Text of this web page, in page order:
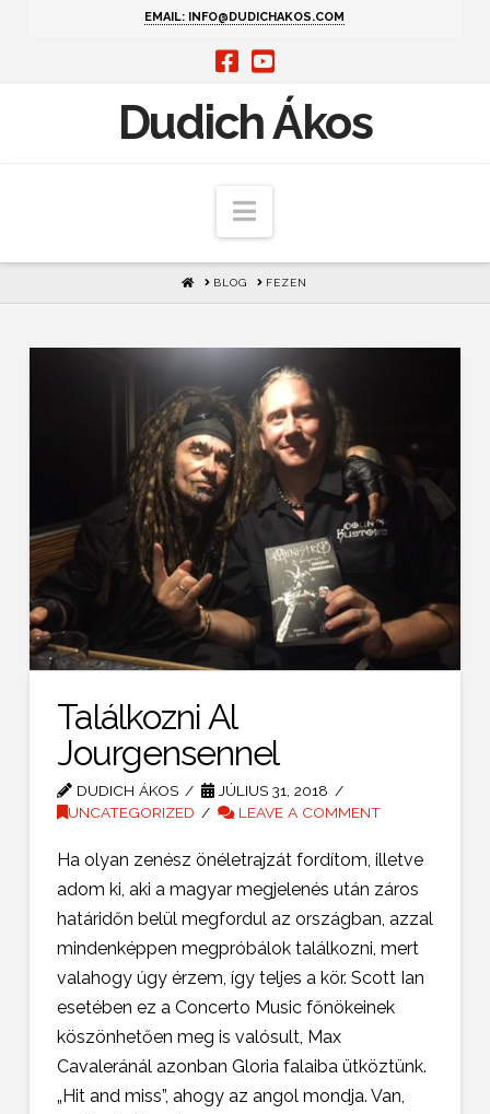
EMAIL: INFO@DUDICHAKOS.COM
Dudich Ákos
Navigation
HOMEBLOG FEZEN
Találkozni Al
Jourgensennel
DUDICH ÁKOS
JÚLIUS 31, 2018
UNCATEGORIZED
LEAVE A COMMENT
Ha olyan zenész önéletrajzát fordítom, illetve
adom ki, aki a magyar megjelenés után záros
határidőn belül megfordul az országban, azzal
mindenképpen megpróbálok találkozni, mert
valahogy úgy érzem, így teljes a kör. Scott Ian
esetében ez a Concerto Music főnökeinek
köszönhetően meg is valósult, Max
Cavaleránál azonban Gloria falaiba ütköztünk.
„Hit and miss”, ahogy az angol mondja. Van,